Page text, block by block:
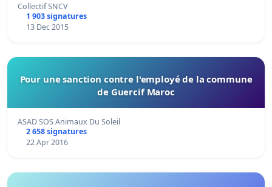
Collectif SNCV
1 903 signatures
13 Dec 2015
Pour une sanction contre l'employé de la commune
de Guercif Maroc
ASAD SOS Animaux Du Soleil
2 658 signatures
22 Apr 2016